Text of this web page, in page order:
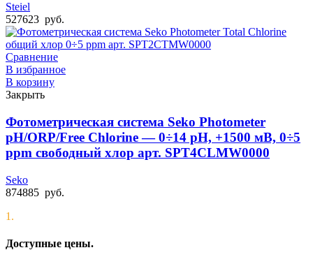
Steiel
527623 руб.
Сравнение
В избранное
В корзину
Закрыть
Фотометрическая система Seko Photometer
pH/ORP/Free Chlorine — 0÷14 pH, +1500 мВ, 0÷5
ppm свободный хлор арт. SPT4CLMW0000
Seko
874885 руб.
1.
Доступные цены.